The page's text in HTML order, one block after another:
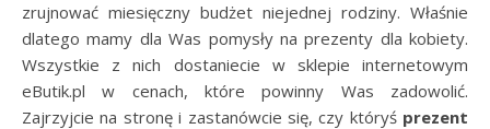
zrujnować miesięczny budżet niejednej rodziny. Właśnie
dlatego mamy dla Was pomysły na prezenty dla kobiety.
Wszystkie z nich dostaniecie w sklepie internetowym
eButik.pl w cenach, które powinny Was zadowolić.
Zajrzyjcie na stronę i zastanówcie się, czy któryś prezent